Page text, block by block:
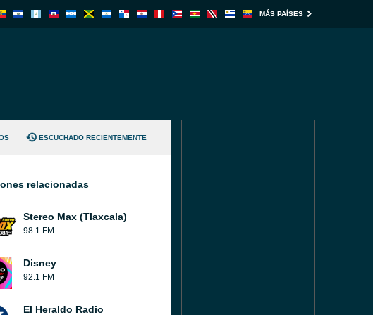
MÁS PAÍSES
ESCUCHADO RECIENTEMENTE
relacionadas
Stereo Max (Tlaxcala)
98.1 FM
Disney
92.1 FM
El Heraldo Radio